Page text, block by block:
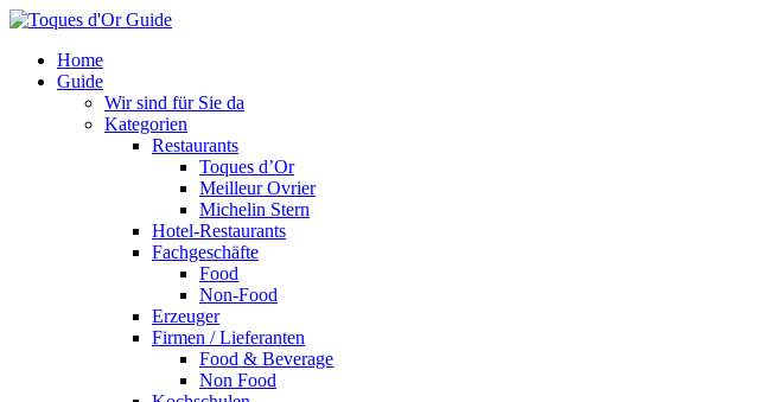
Home
Guide
Wir sind für Sie da
Kategorien
Restaurants
Toques d’Or
Meilleur Ovrier
Michelin Stern
Hotel-Restaurants
Fachgeschäfte
Food
Non-Food
Erzeuger
Firmen / Lieferanten
Food & Beverage
Non Food